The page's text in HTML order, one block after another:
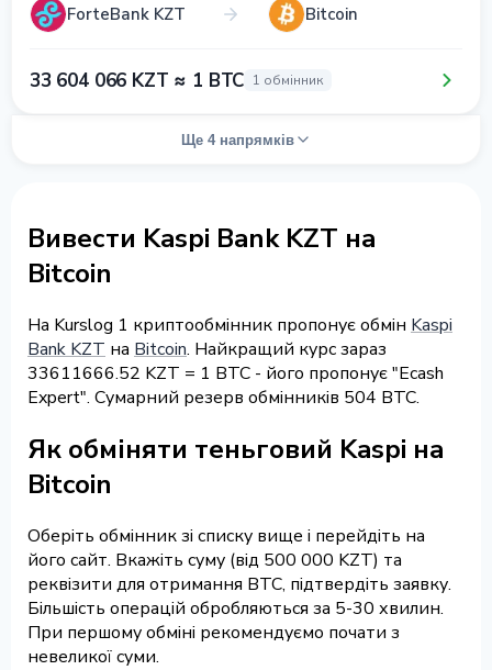
ForteBank KZT Bitcoin
33 604 066 KZT ≈ 1 BTC 1 обмінник
Ще 4 напрямків
Вивести Kaspi Bank KZT на
Bitcoin
На Kurslog 1 криптообмінник пропонує обмін Kaspi
Bank KZT на Bitcoin. Найкращий курс зараз
33611666.52 KZT = 1 BTC - його пропонує "Ecash
Expert". Сумарний резерв обмінників 504 BTC.
Як обміняти теньговий Kaspi на
Bitcoin
Оберіть обмінник зі списку вище і перейдіть на
його сайт. Вкажіть суму (від 500 000 KZT) та
реквізити для отримання BTC, підтвердіть заявку.
Більшість операцій обробляються за 5-30 хвилин.
При першому обміні рекомендуємо почати з
невеликої суми.